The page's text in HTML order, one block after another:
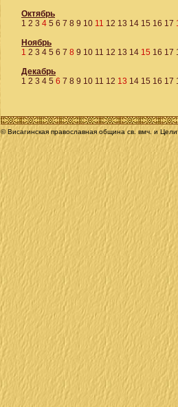
Октябрь
1 2 3 4 5 6 7 8 9 10 11 12 13 14 15 16 17
Ноябрь
1 2 3 4 5 6 7 8 9 10 11 12 13 14 15 16 17
Декабрь
1 2 3 4 5 6 7 8 9 10 11 12 13 14 15 16 17
© Висагинская православная община св. вмч. и